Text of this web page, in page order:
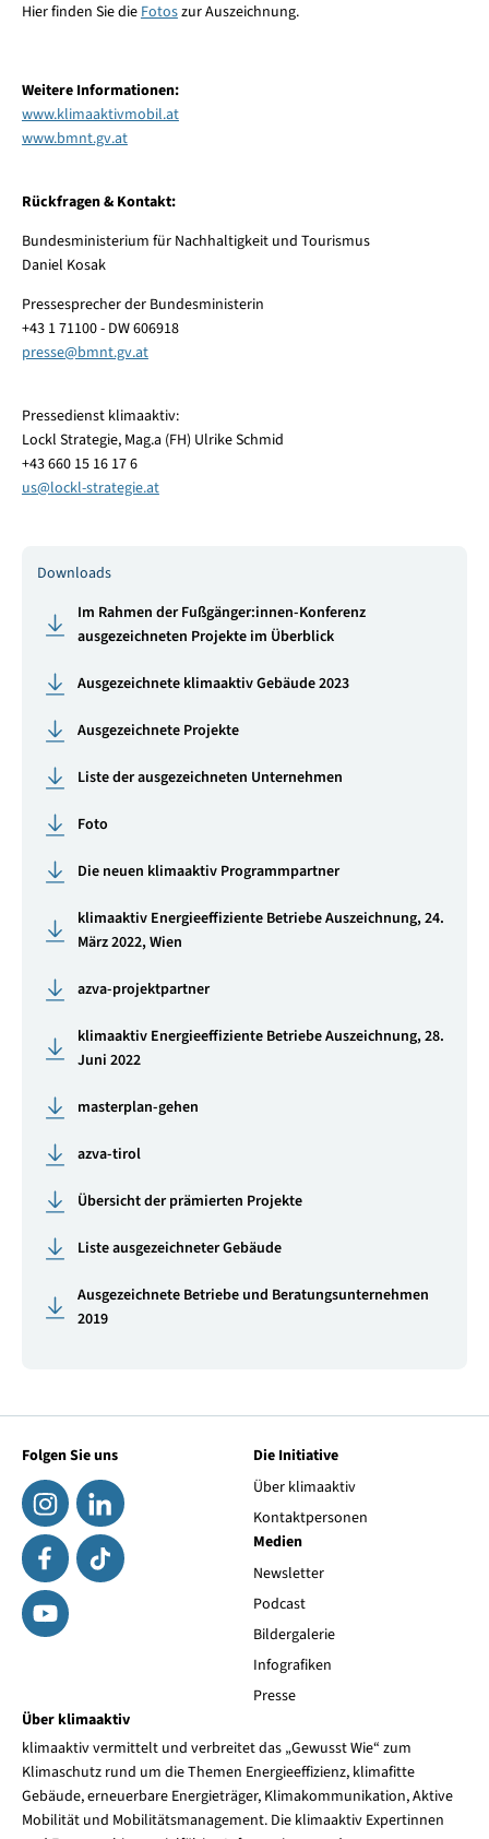
Hier finden Sie dieFotoszur Auszeichnung.
Weitere Informationen:
www.klimaaktivmobil.at
www.bmnt.gv.at
Rückfragen & Kontakt:
Bundesministerium für Nachhaltigkeit und Tourismus
Daniel Kosak
Pressesprecher der Bundesministerin
+43 1 71100 - DW 606918
presse@bmnt.gv.at
Pressedienst klimaaktiv:
Lockl Strategie, Mag.a (FH) Ulrike Schmid
+43 660 15 16 17 6
us@lockl-strategie.at
Downloads
Im Rahmen der Fußgänger:innen-Konferenz
ausgezeichneten Projekte im Überblick
Ausgezeichnete klimaaktiv Gebäude 2023
Ausgezeichnete Projekte
Liste der ausgezeichneten Unternehmen
Foto
Die neuen klimaaktiv Programmpartner
klimaaktiv Energieeffiziente Betriebe Auszeichnung, 24.
März 2022, Wien
azva-projektpartner
klimaaktiv Energieeffiziente Betriebe Auszeichnung, 28.
Juni 2022
masterplan-gehen
azva-tirol
Übersicht der prämierten Projekte
Liste ausgezeichneter Gebäude
Ausgezeichnete Betriebe und Beratungsunternehmen
2019
Folgen Sie uns
Die Initiative
Über klimaaktiv
Kontaktpersonen
Medien
Newsletter
Podcast
Bildergalerie
Infografiken
Presse
Über klimaaktiv
klimaaktiv vermittelt und verbreitet das „Gewusst Wie“ zum
Klimaschutz rund um die Themen Energieeffizienz, klimafitte
Gebäude, erneuerbare Energieträger, Klimakommunikation, Aktive
Mobilität und Mobilitätsmanagement. Die klimaaktiv Expertinnen